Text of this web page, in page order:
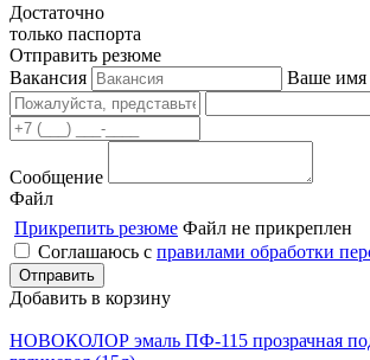
Достаточно
только паспорта
Отправить резюме
Вакансия
Ваше имя
Сообщение
Файл
Прикрепить резюме Файл не прикреплен
Соглашаюсь с правилами обработки
Добавить в корзину
НОВОКОЛОР эмаль ПФ-115 прозрачная